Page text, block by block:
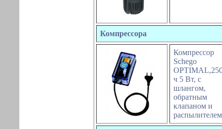
Компрессора
Компрессор
Schego
ч 5 Вт, с
шлангом,
обратным
клапаном и
распылителем